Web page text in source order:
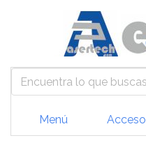
Menú Acceso